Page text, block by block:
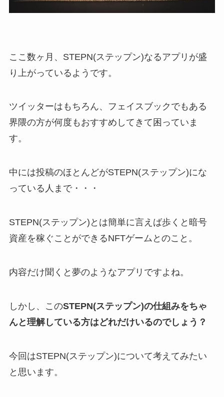
ここ数ヶ月、STEPN(ステップン)なるアプリが盛
り上がっているようです。
ツイッターはもちろん、フェイスブックでもある
界隈の方が何度もおすすめしてきて困っていま
す。
中には投稿のほとんどがSTEPN(ステップン)にな
っている人まで・・・
STEPN(ステップン)とは簡単に言えば歩くと暗号
資産を稼ぐことができるNFTゲームとのこと。
内容だけ聞くと夢のようなアプリですよね。
しかし、このSTEPN(ステップン)の仕組みをちゃ
んと理解している方はどれだけいるのでしょう？
今回はSTEPN(ステップン)について考えてみたい
と思います。